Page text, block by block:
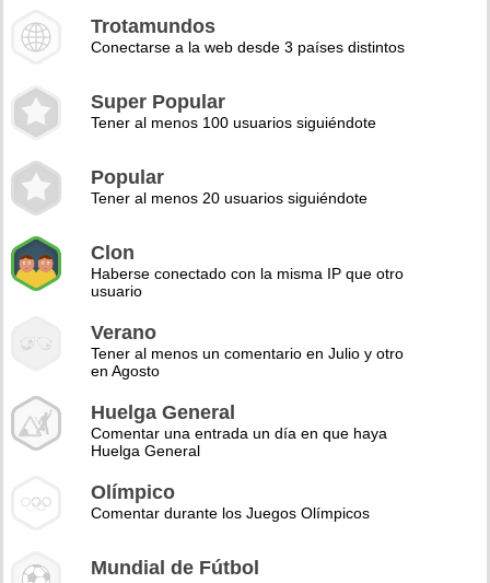
Trotamundos
Conectarse a la web desde 3 países distintos
Super Popular
Tener al menos 100 usuarios siguiéndote
Popular
Tener al menos 20 usuarios siguiéndote
Clon
Haberse conectado con la misma IP que otro
usuario
Verano
Tener al menos un comentario en Julio y otro
en Agosto
Huelga General
Comentar una entrada un día en que haya
Huelga General
Olímpico
Comentar durante los Juegos Olímpicos
Mundial de Fútbol